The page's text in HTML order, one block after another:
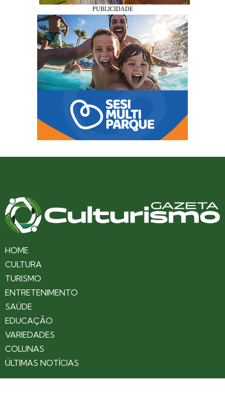
HOME
CULTURA
TURISMO
ENTRETENIMENTO
SAÚDE
EDUCAÇÃO
VARIEDADES
COLUNAS
ÚLTIMAS NOTÍCIAS